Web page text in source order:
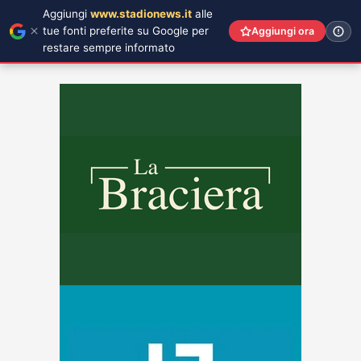
Aggiungi www.stadionews.it alle
tue fonti preferite su Google per
restare sempre informato
Aggiungi ora